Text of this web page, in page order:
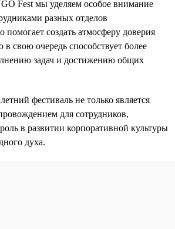
Fest мы уделяем особое внимание
разных отделов
помогает создать атмосферу доверия
свою очередь способствует более
задач и достижению общих
фестиваль не только является
для сотрудников,
в развитии корпоративной культуры
духа.